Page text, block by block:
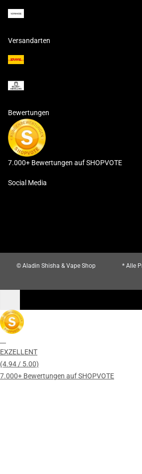
Versandarten
Bewertungen
7.000+ Bewertungen auf SHOPVOTE
Social Media
© Aladin Shisha & Vape Shop
* Alle
EXZELLENT
(4.94 / 5.00)
7.000+ Bewertungen auf SHOPVOTE